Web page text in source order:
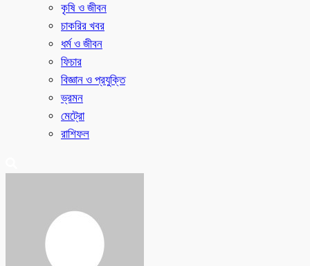
কৃষি ও জীবন
চাকরির খবর
ধর্ম ও জীবন
ফিচার
বিজ্ঞান ও প্রযুক্তি
ভ্রমন
মেট্রো
রাশিফল